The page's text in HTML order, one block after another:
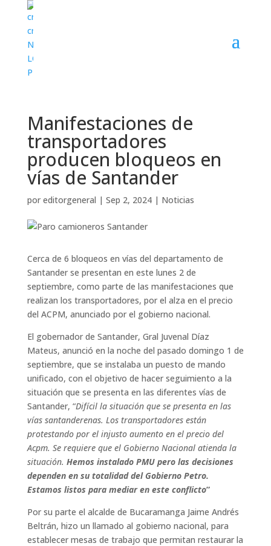
Manifestaciones de
transportadores
producen bloqueos en
vías de Santander
por editorgeneral | Sep 2, 2024| Noticias
Cerca de 6 bloqueos en vías del departamento de
Santander se presentan en este lunes 2 de
septiembre, como parte de las manifestaciones que
realizan los transportadores, por el alza en el precio
del ACPM, anunciado por el gobierno nacional.
El gobernador de Santander, Gral Juvenal Díaz
Mateus, anunció en la noche del pasado domingo 1 de
septiembre, que se instalaba un puesto de mando
unificado, con el objetivo de hacer seguimiento a la
situación que se presenta en las diferentes vías de
Santander, “Difícil la situación que se presenta en las
vías santanderenas. Los transportadores están
protestando por el injusto aumento en el precio del
Acpm. Se requiere que el Gobierno Nacional atienda la
situación. Hemos instalado PMU pero las decisiones
dependen en su totalidad del Gobierno Petro.
Estamos listos para mediar en este conflicto”
Por su parte el alcalde de Bucaramanga Jaime Andrés
Beltrán, hizo un llamado al gobierno nacional, para
establecer mesas de trabajo que permitan restaurar la